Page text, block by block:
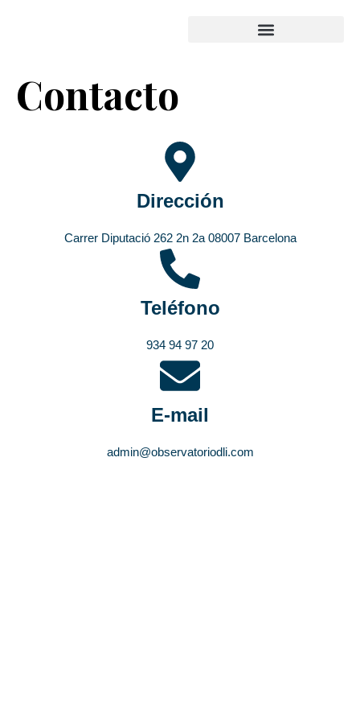
Contacto
Dirección
Carrer Diputació 262 2n 2a 08007 Barcelona
Teléfono
934 94 97 20
E-mail
admin@observatoriodli.com